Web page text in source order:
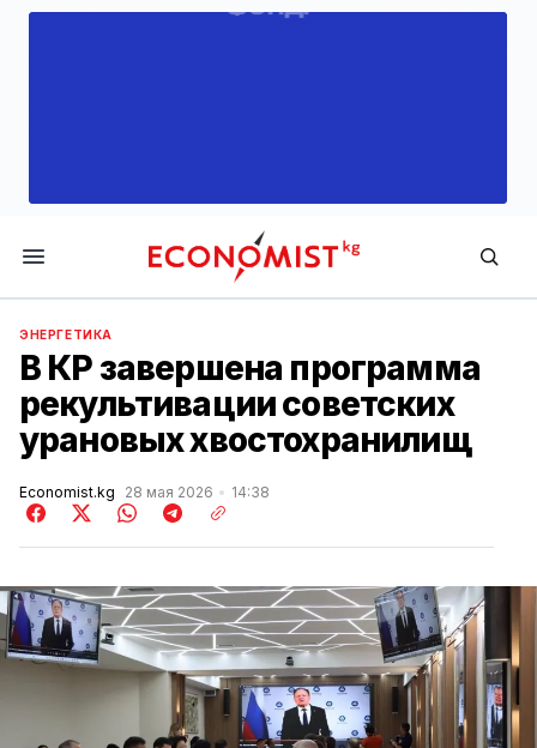
Economist.kg
ЭНЕРГЕТИКА
В КР завершена программа
рекультивации советских
урановых хвостохранилищ
Economist.kg 28 мая 2026 14:38